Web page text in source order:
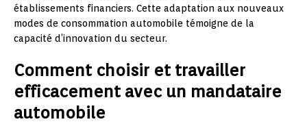
établissements financiers. Cette adaptation aux nouveaux
modes de consommation automobile témoigne de la
capacité d’innovation du secteur.
Comment choisir et travailler
efficacement avec un mandataire
automobile